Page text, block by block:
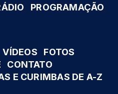
PROGRAMAÇÃO
VÍDEOS
FOTOS
CONTATO
E CURIMBAS DE A-Z